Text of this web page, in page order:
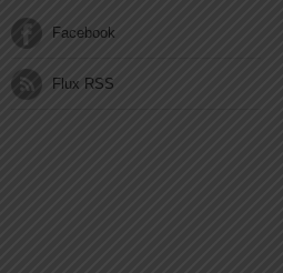
Facebook
Flux RSS